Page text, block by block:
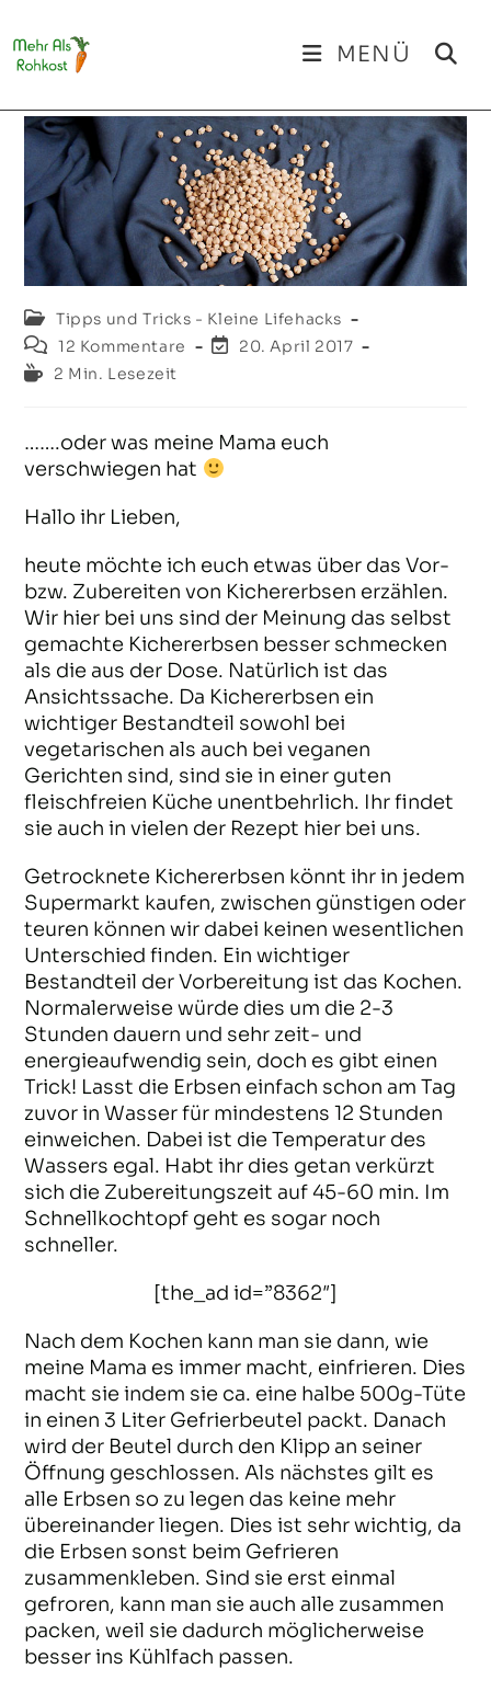
Inhalt
springen
MENÜ
Beitrags-
Kategorie:
Tipps und Tricks - Kleine Lifehacks
Beitrags-
Kommentare:
12 Kommentare
Beitrag20. April 2017
Lesedauer:
2 Min. Lesezeit
…….oder was meine Mama euch
verschwiegen hat
Hallo ihr Lieben,
heute möchte ich euch etwas über das Vor-
bzw. Zubereiten von Kichererbsen erzählen.
Wir hier bei uns sind der Meinung das selbst
gemachte Kichererbsen besser schmecken
als die aus der Dose. Natürlich ist das
Ansichtssache. Da Kichererbsen ein
wichtiger Bestandteil sowohl bei
vegetarischen als auch bei veganen
Gerichten sind, sind sie in einer guten
fleischfreien Küche unentbehrlich. Ihr findet
sie auch in vielen der Rezept hier bei uns.
Getrocknete Kichererbsen könnt ihr in jedem
Supermarkt kaufen, zwischen günstigen oder
teuren können wir dabei keinen wesentlichen
Unterschied finden. Ein wichtiger
Bestandteil der Vorbereitung ist das Kochen.
Normalerweise würde dies um die 2-3
Stunden dauern und sehr zeit- und
energieaufwendig sein, doch es gibt einen
Trick! Lasst die Erbsen einfach schon am Tag
zuvor in Wasser für mindestens 12 Stunden
einweichen. Dabei ist die Temperatur des
Wassers egal. Habt ihr dies getan verkürzt
sich die Zubereitungszeit auf 45-60 min. Im
Schnellkochtopf geht es sogar noch
schneller.
[the_ad id=”8362″]
Nach dem Kochen kann man sie dann, wie
meine Mama es immer macht, einfrieren. Dies
macht sie indem sie ca. eine halbe 500g-Tüte
in einen 3 Liter Gefrierbeutel packt. Danach
wird der Beutel durch den Klipp an seiner
Öffnung geschlossen. Als nächstes gilt es
alle Erbsen so zu legen das keine mehr
übereinander liegen. Dies ist sehr wichtig, da
die Erbsen sonst beim Gefrieren
zusammenkleben. Sind sie erst einmal
gefroren, kann man sie auch alle zusammen
packen, weil sie dadurch möglicherweise
besser ins Kühlfach passen.